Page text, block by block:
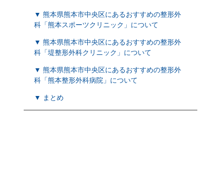
▼ 熊本県熊本市中央区にあるおすすめの整形外
科「熊本スポーツクリニック」について
▼ 熊本県熊本市中央区にあるおすすめの整形外
科「堤整形外科クリニック」について
▼ 熊本県熊本市中央区にあるおすすめの整形外
科「熊本整形外科病院」について
▼ まとめ